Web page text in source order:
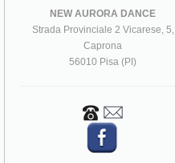
NEW AURORA DANCE
Strada Provinciale 2 Vicarese, 5,
Caprona
56010 Pisa (PI)